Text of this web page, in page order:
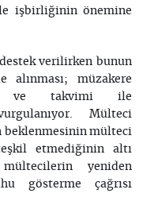
işbirliğinin önemine
verilirken bunun
alınması; müzakere
ve takvimi ile
Mülteci
beklenmesinin mülteci
etmediğinin altı
yeniden
gösterme çağrısı